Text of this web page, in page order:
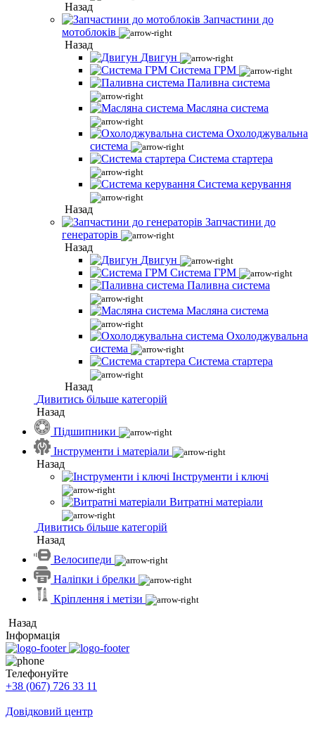
Назад
Запчастини до
мотоблоків
Назад
Двигун
Система ГРМ
Паливна система
Масляна система
Охолоджувальна
система
Система стартера
Система керування
Назад
Запчастини до
генераторів
Назад
Двигун
Система ГРМ
Паливна система
Масляна система
Охолоджувальна
система
Система стартера
Назад
Дивитись більше категорій
Назад
Підшипники
Інструменти і матеріали
Назад
Інструменти і ключі
Витратні матеріали
Дивитись більше категорій
Назад
Велосипеди
Наліпки і брелки
Кріплення і метізи
Назад
Інформація
Телефонуйте
+38 (067) 726 33 11
Довідковий центр